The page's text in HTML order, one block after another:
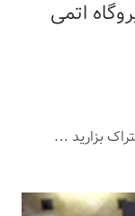
اتمی
بزارید …